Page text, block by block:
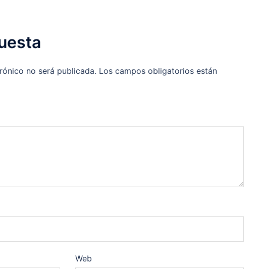
no será publicada. Los campos obligatorios están
Web